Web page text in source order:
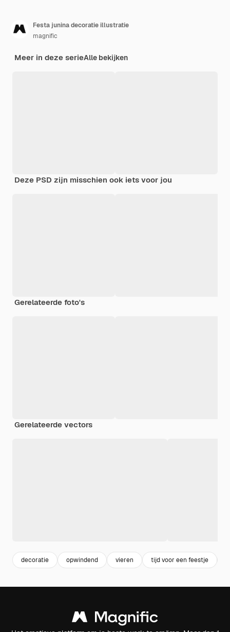
Festa junina decoratie illustratie
magnific
Meer in deze serieAlle bekijken
Deze PSD zijn misschien ook iets voor jou
Gerelateerde foto's
Gerelateerde vectors
decoratie opwindend vieren tijd voor een feestje